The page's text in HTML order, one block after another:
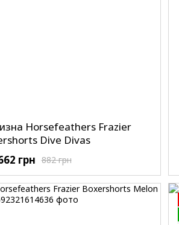
Horsefeathers Frazier
Dive Divas
882 грн
грн